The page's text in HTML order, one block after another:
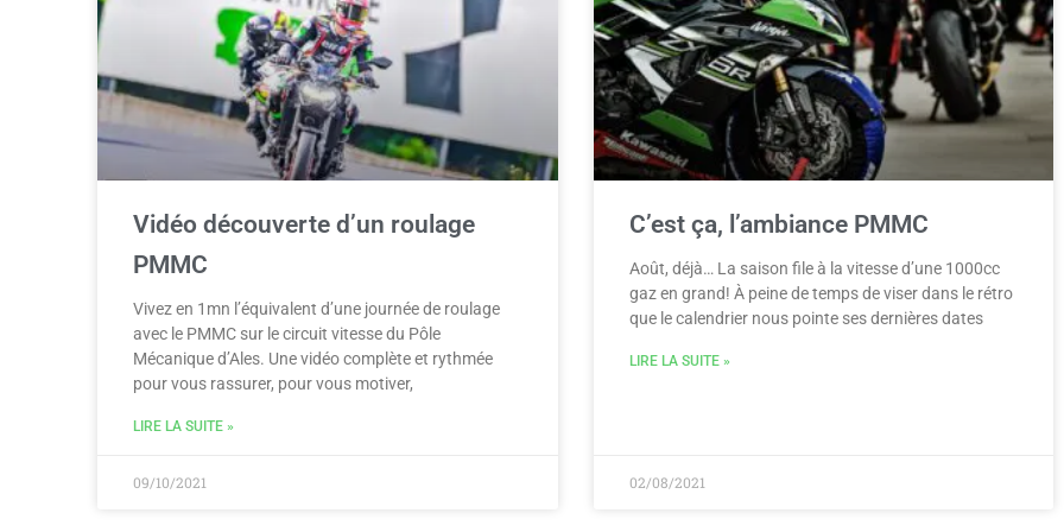
Vidéo découverte d’un roulage
PMMC
Vivez en 1mn l’équivalent d’une journée de roulage
avec le PMMC sur le circuit vitesse du Pôle
Mécanique d’Ales. Une vidéo complète et rythmée
pour vous rassurer, pour vous motiver,
LIRE LA SUITE »
09/10/2021
C’est ça, l’ambiance PMMC
Août, déjà… La saison file à la vitesse d’une 1000cc
gaz en grand! À peine de temps de viser dans le rétro
que le calendrier nous pointe ses dernières dates
LIRE LA SUITE »
02/08/2021